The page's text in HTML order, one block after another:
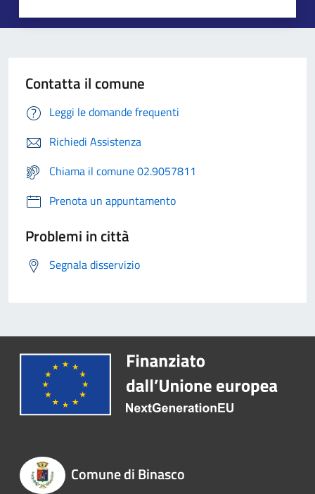
Contatta il comune
Leggi le domande frequenti
Richiedi Assistenza
Chiama il comune 02.9057811
Prenota un appuntamento
Problemi in città
Segnala disservizio
Comune di Binasco